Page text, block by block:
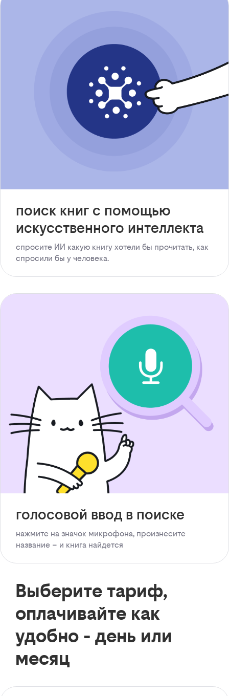
поиск книг с помощью
искусственного интеллекта
спросите ИИ какую книгу хотели бы прочитать, как
спросили бы у человека.
голосовой ввод в поиске
нажмите на значок микрофона, произнесите
название – и книга найдется
Выберите тариф,
оплачивайте как
удобно - день или
месяц